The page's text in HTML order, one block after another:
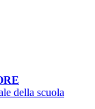
della scuola